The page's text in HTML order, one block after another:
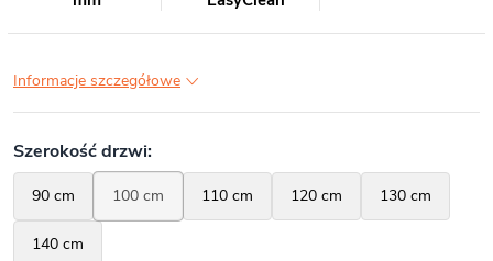
Informacje szczegółowe